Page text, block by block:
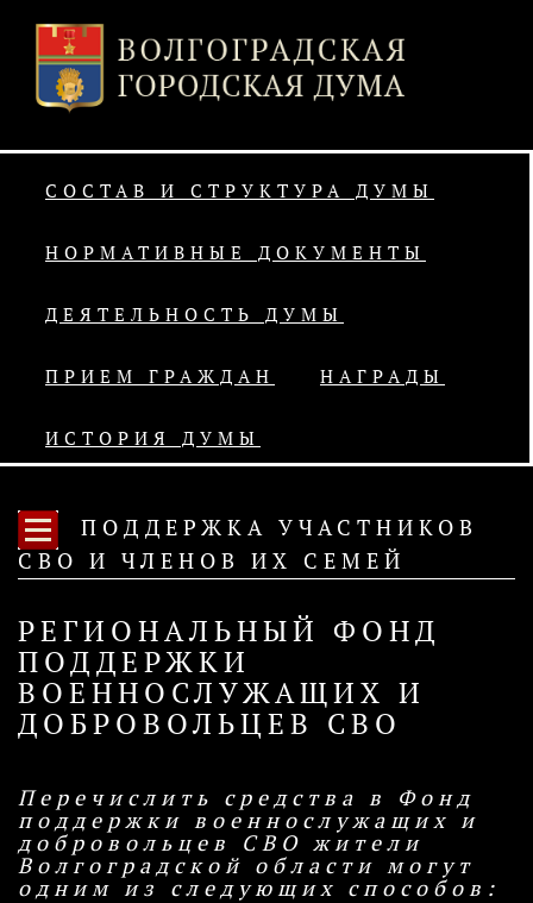
СОСТАВ И СТРУКТУРА ДУМЫ
НОРМАТИВНЫЕ ДОКУМЕНТЫ
ДЕЯТЕЛЬНОСТЬ ДУМЫ
ПРИЕМ ГРАЖДАН НАГРАДЫ
ИСТОРИЯ ДУМЫ
ПОДДЕРЖКА УЧАСТНИКОВ
СВО И ЧЛЕНОВ ИХ СЕМЕЙ
РЕГИОНАЛЬНЫЙ ФОНД
ПОДДЕРЖКИ
ВОЕННОСЛУЖАЩИХ И
ДОБРОВОЛЬЦЕВ СВО
Перечислить средства в Фонд
поддержки военнослужащих и
добровольцев СВО жители
Волгоградской области могут
одним из следующих способов: